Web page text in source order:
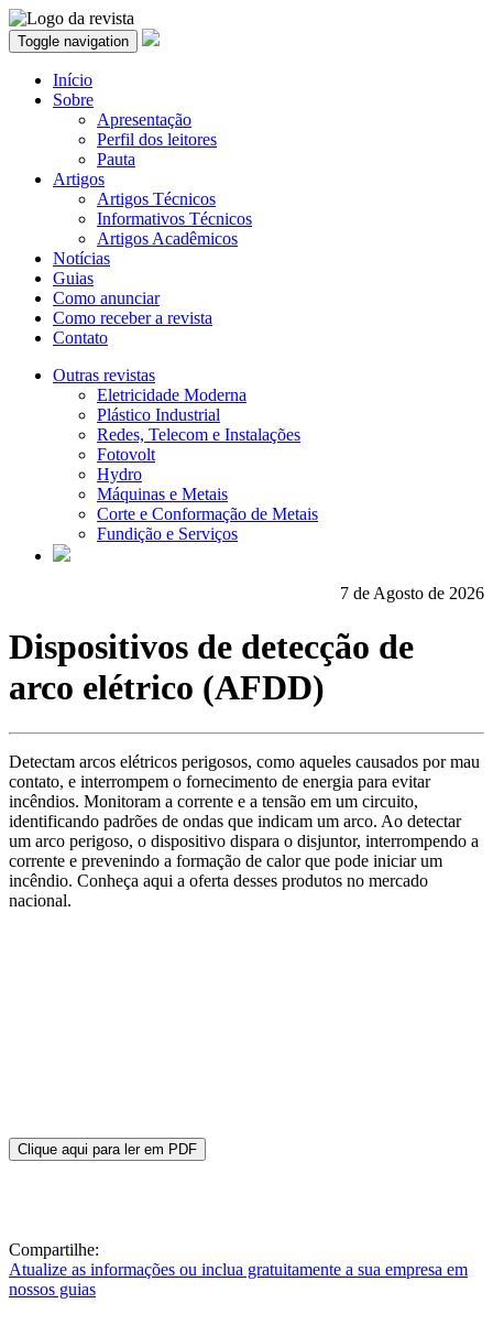
Toggle navigation
Início
Sobre
Apresentação
Perfil dos leitores
Pauta
Artigos
Artigos Técnicos
Informativos Técnicos
Artigos Acadêmicos
Notícias
Guias
Como anunciar
Como receber a revista
Contato
Outras revistas
Eletricidade Moderna
Plástico Industrial
Redes, Telecom e Instalações
Fotovolt
Hydro
Máquinas e Metais
Corte e Conformação de Metais
Fundição e Serviços
7 de Agosto de 2026
Dispositivos de detecção de
arco elétrico (AFDD)
Detectam arcos elétricos perigosos, como aqueles causados por mau
contato, e interrompem o fornecimento de energia para evitar
incêndios. Monitoram a corrente e a tensão em um circuito,
identificando padrões de ondas que indicam um arco. Ao detectar
um arco perigoso, o dispositivo dispara o disjuntor, interrompendo a
corrente e prevenindo a formação de calor que pode iniciar um
incêndio. Conheça aqui a oferta desses produtos no mercado
nacional.
Clique aqui para ler em PDF
Compartilhe:
Atualize as informações ou inclua gratuitamente a sua empresa em
nossos guias